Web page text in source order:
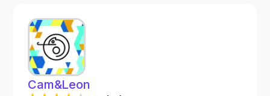
Cam&Leon